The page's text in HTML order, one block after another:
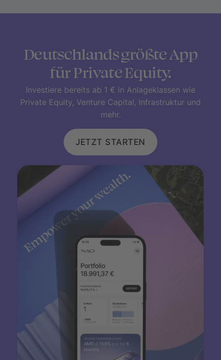
Deutschlands größte App
für Private Equity.
Investiere bereits ab 1 € in Anlageklassen wie
Private Equity, Venture Capital, Infrastruktur und
mehr.
JETZT STARTEN